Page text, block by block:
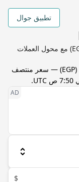
تطبيق جوال
تحويل دولار بليزي (BZD) إلى جنيه مصري (EGP) مع محول العملات
(
EGP) — سعر منتصف
.
$